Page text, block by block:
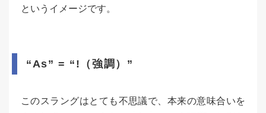
というイメージです。
“As” = “!（強調）”
このスラングはとても不思議で、本来の意味合いを